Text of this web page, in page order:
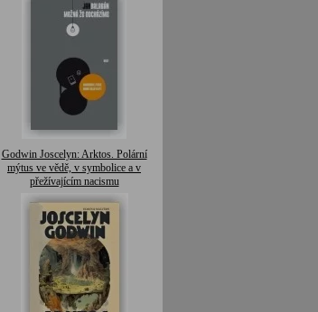
Godwin Joscelyn: Arktos. Polární
mýtus ve vědě, v symbolice a v
přežívajícím nacismu